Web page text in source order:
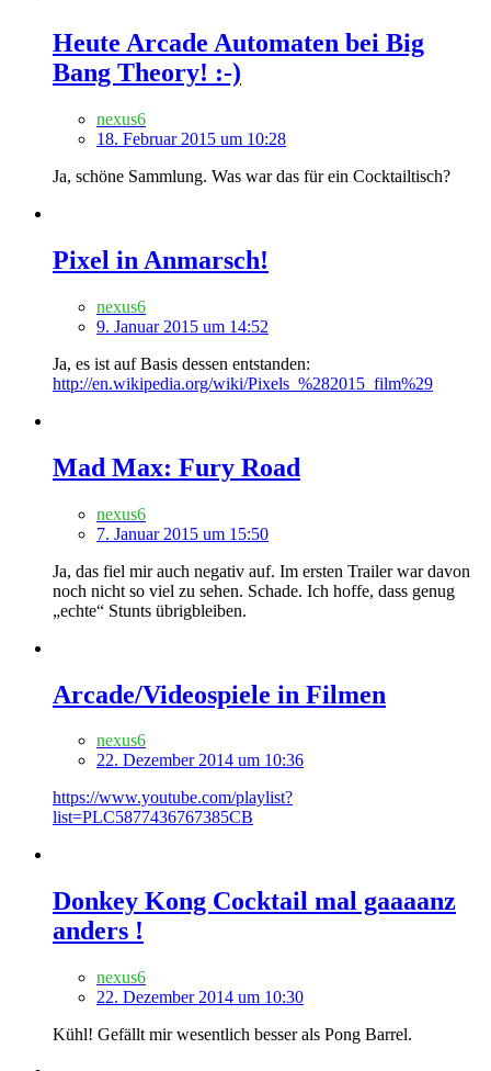
Heute Arcade Automaten bei Big
Bang Theory! :-)
nexus6
18. Februar 2015 um 10:28
Ja, schöne Sammlung. Was war das für ein Cocktailtisch?
Pixel in Anmarsch!
nexus6
9. Januar 2015 um 14:52
Ja, es ist auf Basis dessen entstanden:
http://en.wikipedia.org/wiki/Pixels_%282015_film%29
Mad Max: Fury Road
nexus6
7. Januar 2015 um 15:50
Ja, das fiel mir auch negativ auf. Im ersten Trailer war davon
noch nicht so viel zu sehen. Schade. Ich hoffe, dass genug
„echte“ Stunts übrigbleiben.
Arcade/Videospiele in Filmen
nexus6
22. Dezember 2014 um 10:36
https://www.youtube.com/playlist?
list=PLC5877436767385CB
Donkey Kong Cocktail mal gaaaanz
anders !
nexus6
22. Dezember 2014 um 10:30
Kühl! Gefällt mir wesentlich besser als Pong Barrel.